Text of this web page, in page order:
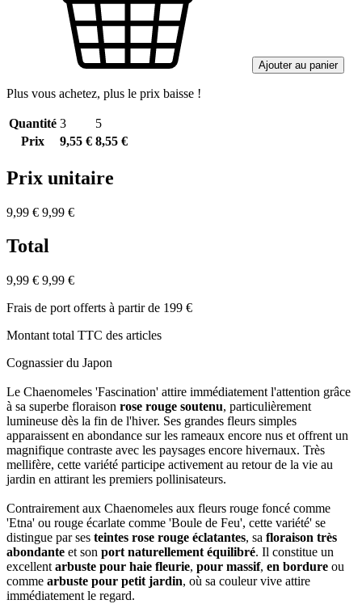
Ajouter au panier
Plus vous achetez, plus le prix baisse !
Quantité 3
5
Prix
9,55 € 8,55 €
Prix unitaire
9,99 € 9,99 €
Total
9,99 € 9,99 €
Frais de port offerts à partir de 199 €
Montant total TTC des articles
Cognassier du Japon
Le Chaenomeles 'Fascination' attire immédiatement l'attention grâce
à sa superbe floraison rose rouge soutenu, particulièrement
lumineuse dès la fin de l'hiver. Ses grandes fleurs simples
apparaissent en abondance sur les rameaux encore nus et offrent un
magnifique contraste avec les paysages encore hivernaux. Très
mellifère, cette variété participe activement au retour de la vie au
jardin en attirant les premiers pollinisateurs.
Contrairement aux Chaenomeles aux fleurs rouge foncé comme
'Etna' ou rouge écarlate comme 'Boule de Feu', cette variété' se
distingue par ses teintes rose rouge éclatantes, sa floraison très
abondante et son port naturellement équilibré. Il constitue un
excellent arbuste pour haie fleurie, pour massif, en bordure ou
comme arbuste pour petit jardin, où sa couleur vive attire
immédiatement le regard.